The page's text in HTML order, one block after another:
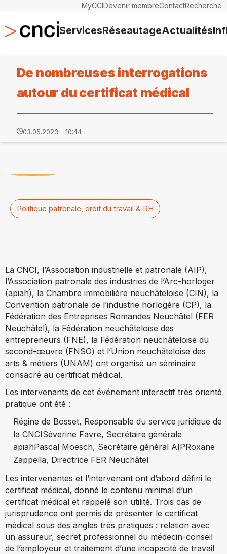
MyCCIDevenir membreContactRecherche
ServicesRéseautageActualités
De nombreuses interrogations
autour du certificat médical
03.05.2023 - 10:44
Politique patronale, droit du travail & RH
La CNCI, l’Association industrielle et patronale (AIP),
l’Association patronale des industries de l’Arc-horloger
(apiah), la Chambre immobilière neuchâteloise (CIN), la
Convention patronale de l’industrie horlogère (CP), la
Fédération des Entreprises Romandes Neuchâtel (FER
Neuchâtel), la Fédération neuchâteloise des
entrepreneurs (FNE), la Fédération neuchâteloise du
second-œuvre (FNSO) et l’Union neuchâteloise des
arts & métiers (UNAM) ont organisé un séminaire
consacré au certificat médical.
Les intervenants de cet événement interactif très orienté
pratique ont été :
Régine de Bosset, Responsable du service juridique de
la CNCISéverine Favre, Secrétaire générale
apiahPascal Moesch, Secrétaire général AIPRoxane
Zappella, Directrice FER Neuchâtel
Les intervenantes et l’intervenant ont d’abord défini le
certificat médical, donné le contenu minimal d’un
certificat médical et rappelé son utilité. Trois cas de
jurisprudence ont permis de présenter le certificat
médical sous des angles très pratiques : relation avec
un assureur, secret professionnel du médecin-conseil
de l’employeur et traitement d’une incapacité de travail